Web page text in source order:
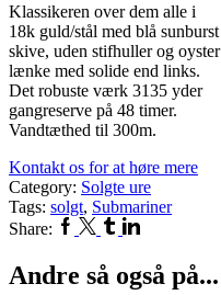
Klassikeren over dem alle i
18k guld/stål med blå sunburst
skive, uden stifhuller og oyster
lænke med solide end links.
Det robuste værk 3135 yder
gangreserve på 48 timer.
Vandtæthed til 300m.
Kontakt os for at høre mere
Category: Solgte ure
Tags: solgt, Submariner
Share: Facebook
Twitter
TumblrLinkedin
Andre så også på...